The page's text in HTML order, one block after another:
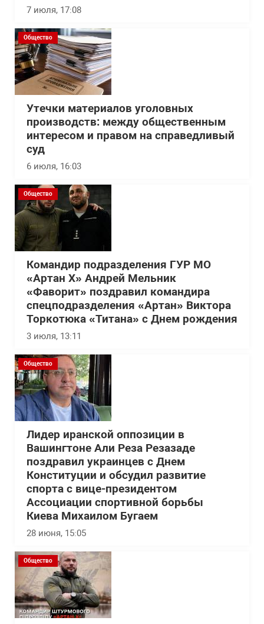
7 июля, 17:08
Общество
Утечки материалов уголовных
производств: между общественным
интересом и правом на справедливый
суд
6 июля, 16:03
Общество
Командир подразделения ГУР МО
«Артан Х» Андрей Мельник
«Фаворит» поздравил командира
спецподразделения «Артан» Виктора
Торкотюка «Титана» с Днем рождения
3 июля, 13:11
Общество
Лидер иранской оппозиции в
Вашингтоне Али Реза Резазаде
поздравил украинцев с Днем
Конституции и обсудил развитие
спорта с вице-президентом
Ассоциации спортивной борьбы
Киева Михаилом Бугаем
28 июня, 15:05
Общество